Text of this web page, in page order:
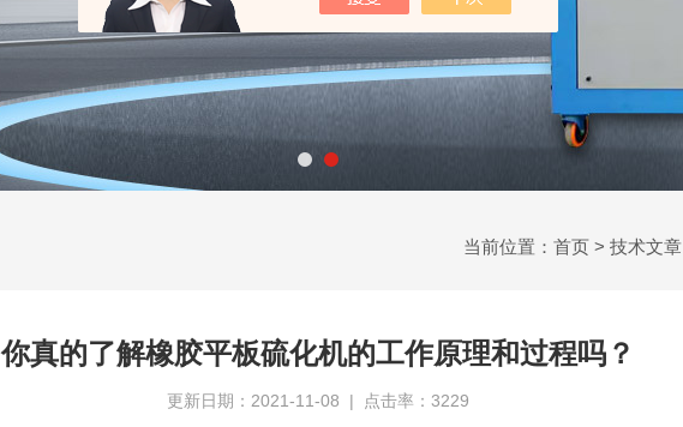
当前位置： 首页 > 技术文章
你真的了解橡胶平板硫化机的工作原理和过程吗？
更新日期：2021-11-08 | 点击率：3229